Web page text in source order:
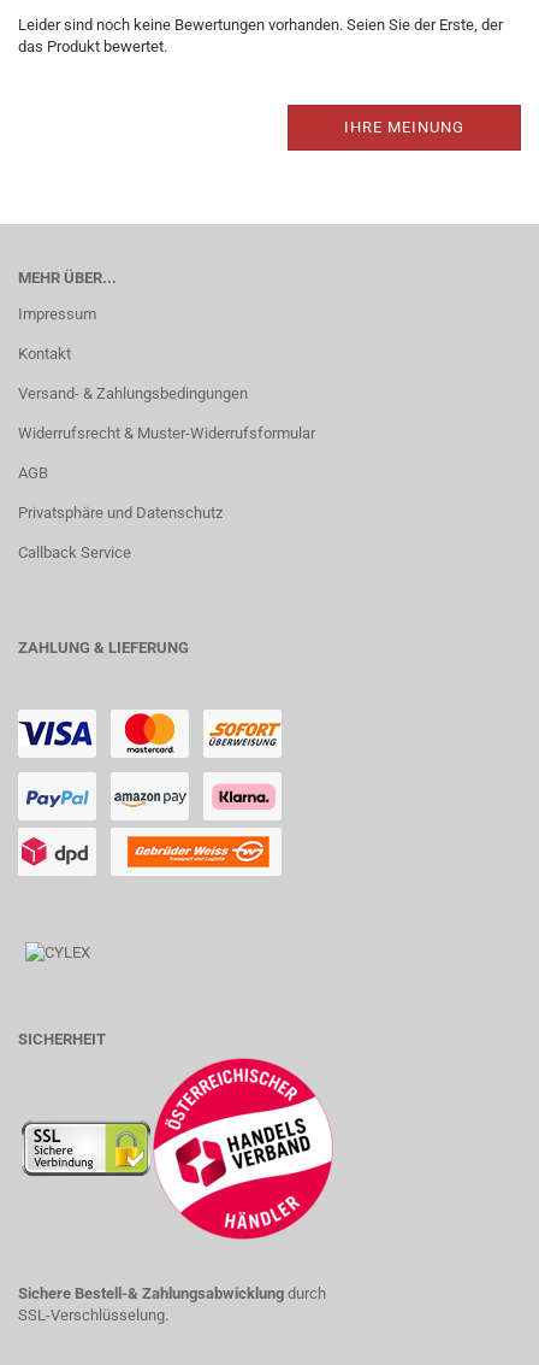
Leider sind noch keine Bewertungen vorhanden. Seien Sie der Erste, der
das Produkt bewertet.
IHRE MEINUNG
MEHR ÜBER...
Impressum
Kontakt
Versand- & Zahlungsbedingungen
Widerrufsrecht & Muster-Widerrufsformular
AGB
Privatsphäre und Datenschutz
Callback Service
ZAHLUNG & LIEFERUNG
SICHERHEIT
Sichere Bestell-& Zahlungsabwicklung durch
SSL-Verschlüsselung.